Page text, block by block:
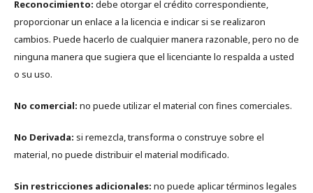
Reconocimiento: debe otorgar el crédito correspondiente,
proporcionar un enlace a la licencia e indicar si se realizaron
cambios. Puede hacerlo de cualquier manera razonable, pero no de
ninguna manera que sugiera que el licenciante lo respalda a usted
o su uso.
No comercial: no puede utilizar el material con fines comerciales.
No Derivada: si remezcla, transforma o construye sobre el
material, no puede distribuir el material modificado.
Sin restricciones adicionales: no puede aplicar términos legales